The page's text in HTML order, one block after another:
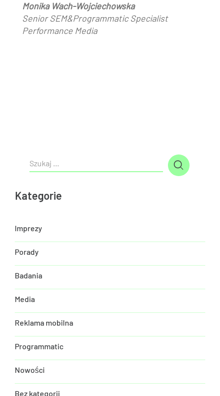
Monika Wach-Wojciechowska
Senior SEM&Programmatic Specialist
Performance Media
Kategorie
Imprezy
Porady
Badania
Media
Reklama mobilna
Programmatic
Nowości
Bez kategorii